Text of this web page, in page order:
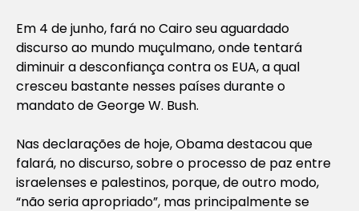
Em 4 de junho, fará no Cairo seu aguardado
discurso ao mundo muçulmano, onde tentará
diminuir a desconfiança contra os EUA, a qual
cresceu bastante nesses países durante o
mandato de George W. Bush.
Nas declarações de hoje, Obama destacou que
falará, no discurso, sobre o processo de paz entre
israelenses e palestinos, porque, de outro modo,
“não seria apropriado”, mas principalmente se